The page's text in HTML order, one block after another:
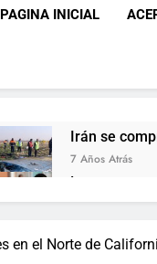
PAGINA INICIAL
Irán se
7 Años Atrás
Lo que se
7 Años Atrás
7 Años Atrás
en el Norte de